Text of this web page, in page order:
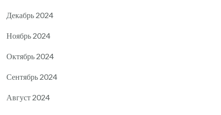
Декабрь 2024
Ноябрь 2024
Октябрь 2024
Сентябрь 2024
Август 2024